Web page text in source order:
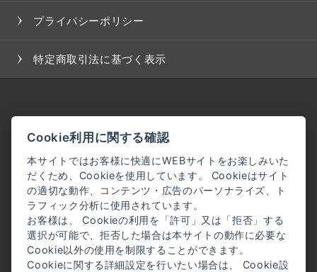
の会員に通知したものとみなします。
＜会員登録について＞
※ログインには、会員登録時に入力したメールアドレ
スおよびパスワードが必要になります。
＜会員のみなさまから提供された個人情報＞
当サイトを利用するにあたって、会員の住所、電話番
号、購入履歴などの大切な個人情報がネットサーバ上
に登録されますが、当社はその個人情報を適切かつ確
実に管理するものとし、法令などにより開示が求めら
プライバシーポリシー
特定商取引法に基づく表示
Cookie利用に関する確認
本サイトではお客様に快適にWEBサイトをお楽しみいた
だくため、Cookieを使用しています。 Cookieはサイト
の適切な動作、コンテンツ・広告のパーソナライズ、ト
ラフィック分析に使用されています。
お客様は、 Cookieの利用を「許可」又は「拒否」する
選択が可能で、拒否した場合は本サイトの動作に必要な
Cookie以外の使用を制限することができます。
Cookieに関する詳細設定を行いたい場合は、 Cookie設